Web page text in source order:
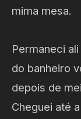
mima mesa.
Permaneci
do banheiro
depois de
Cheguei até